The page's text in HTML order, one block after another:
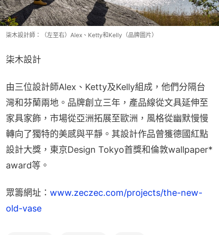
柒木設計師：（左至右）Alex、Ketty和Kelly（品牌圖片）
柒木設計
由三位設計師Alex、Ketty及Kelly組成，他們分隔台
灣和芬蘭兩地。品牌創立三年，產品線從文具延伸至
家具家飾，市場從亞洲拓展至歐洲，風格從幽默慢慢
轉向了獨特的美感與平靜。其設計作品曾獲德國紅點
設計大獎，東京Design Tokyo首獎和倫敦wallpaper*
award等。
眾籌網址： www.zeczec.com/projects/the-new-
old-vase